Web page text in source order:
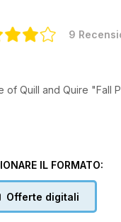
9
of Quill and Quire "Fall
IL FORMATO:
Offerte digitali